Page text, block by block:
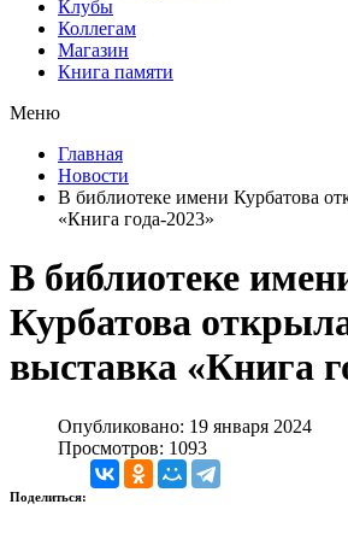
Клубы
Коллегам
Магазин
Книга памяти
Меню
Главная
Новости
В библиотеке имени Курбатова
«Книга года-2023»
В библиотеке
Курбатова
выставка «Книга
Опубликовано: 19 января 2024
Просмотров: 1093
Поделиться: